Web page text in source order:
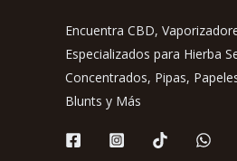
Encuentra CBD,
Especializados para Hierba
Concentrados, Pipas,
Blunts y Más